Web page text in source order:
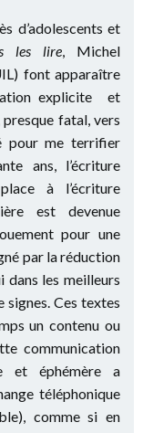
d’adolescents et
les lire, Michel
font apparaître
explicite et
fatal, vers
pour me terrifier
ans, l’écriture
à l’écriture
est devenue
pour une
par la réduction
dans les meilleurs
signes. Ces textes
un contenu ou
communication
et éphémère a
téléphonique
comme si en